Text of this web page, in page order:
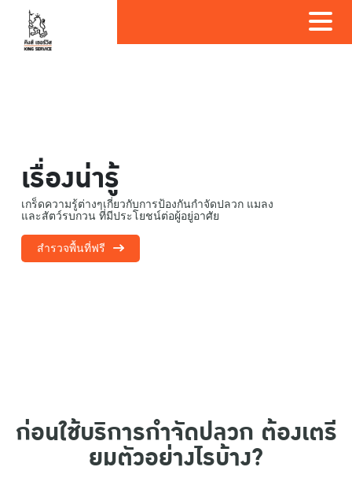
เรื่องน่ารู้
เกร็ดความรู้ต่างๆเกี่ยวกับการป้องกันกำจัดปลวก แมลง
และสัตว์รบกวน ที่มีประโยชน์ต่อผู้อยู่อาศัย
สำรวจพื้นที่ฟรี
ก่อนใช้บริการกำจัดปลวก ต้องเตรี
ยมตัวอย่างไรบ้าง?